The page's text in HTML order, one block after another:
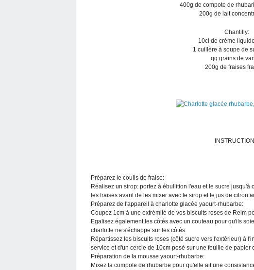
400g de compote de
200g de lait
Chantilly:
10cl de crème
1 cuillère à soupe de
qq grains de
200g de fraises
Préparez le coulis de fraise:
Réalisez un sirop: portez à ébullition l'eau et le sucre jusqu'à
les fraises avant de les mixer avec le sirop et le jus de citron
Préparez de l'appareil à charlotte glacée yaourt-rhubarbe:
Coupez 1cm à une extrémité de vos biscuits roses de Reim
Egalisez également les côtés avec un couteau pour qu'ils
charlotte ne s'échappe sur les côtés.
Répartissez les biscuits roses (côté sucre vers l'extérieur) à
service et d'un cercle de 10cm posé sur une feuille de papier
Préparation de la mousse yaourt-rhubarbe:
Mixez la compote de rhubarbe pour qu'elle ait une